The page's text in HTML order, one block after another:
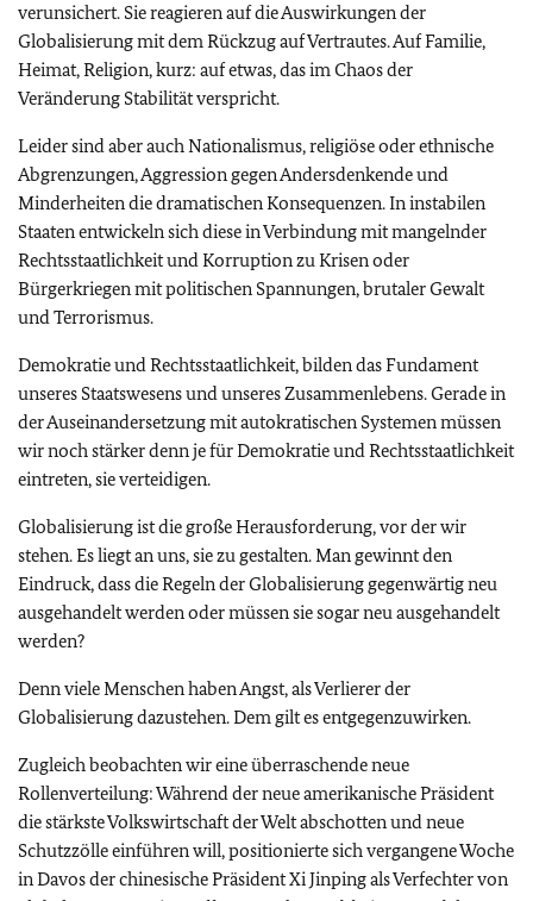
verunsichert. Sie reagieren auf die Auswirkungen der
Globalisierung mit dem Rückzug auf Vertrautes. Auf Familie,
Heimat, Religion, kurz: auf etwas, das im Chaos der
Veränderung Stabilität verspricht.
Leider sind aber auch Nationalismus, religiöse oder ethnische
Abgrenzungen, Aggression gegen Andersdenkende und
Minderheiten die dramatischen Konsequenzen. In instabilen
Staaten entwickeln sich diese in Verbindung mit mangelnder
Rechtsstaatlichkeit und Korruption zu Krisen oder
Bürgerkriegen mit politischen Spannungen, brutaler Gewalt
und Terrorismus.
Demokratie und Rechtsstaatlichkeit, bilden das Fundament
unseres Staatswesens und unseres Zusammenlebens. Gerade in
der Auseinandersetzung mit autokratischen Systemen müssen
wir noch stärker denn je für Demokratie und Rechtsstaatlichkeit
eintreten, sie verteidigen.
Globalisierung ist die große Herausforderung, vor der wir
stehen. Es liegt an uns, sie zu gestalten. Man gewinnt den
Eindruck, dass die Regeln der Globalisierung gegenwärtig neu
ausgehandelt werden oder müssen sie sogar neu ausgehandelt
werden?
Denn viele Menschen haben Angst, als Verlierer der
Globalisierung dazustehen. Dem gilt es entgegenzuwirken.
Zugleich beobachten wir eine überraschende neue
Rollenverteilung: Während der neue amerikanische Präsident
die stärkste Volkswirtschaft der Welt abschotten und neue
Schutzzölle einführen will, positionierte sich vergangene Woche
in Davos der chinesische Präsident Xi Jinping als Verfechter von